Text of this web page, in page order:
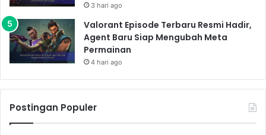
berbagai upgrade. Dari peningkatan kecepatan dan
manuver hingga peningkatan daya tembak.
Kustomisasi pesawat tempurmu agar sesuai dengan
gaya bermainmu. Buat pesawat tempurmu menjadi
yang terkuat dan tak terkalahkan di langit.
Berbagai Jenis Senjata
Pilih dari berbagai jenis senjata, mulai dari rudal yang
3 hari ago
Valorant Episode Terbaru Resmi Hadir,
Agent Baru Siap Mengubah Meta
Permainan
4 hari ago
Postingan Populer